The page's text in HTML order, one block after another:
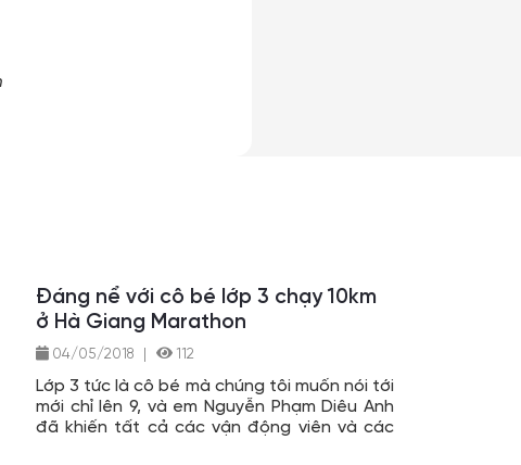
Đáng nể với cô bé lớp 3 chạy 10km
ở Hà Giang Marathon
04/05/2018| 112
Lớp 3 tức là cô bé mà chúng tôi muốn nói tới
mới chỉ lên 9, và em Nguyễn Phạm Diêu Anh
đã khiến tất cả các vận động viên và các